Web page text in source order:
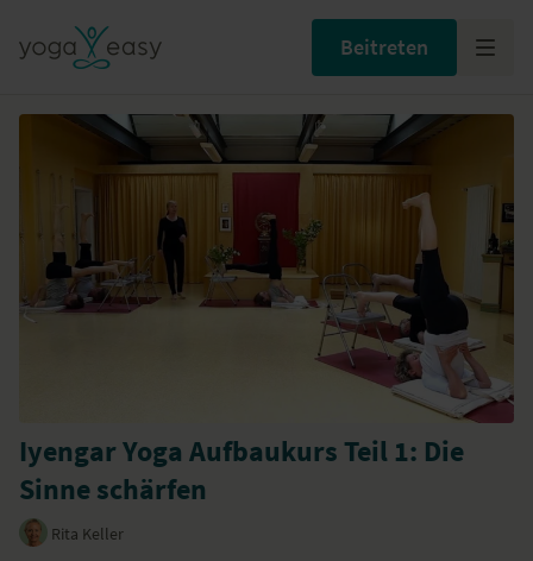
Beitreten
Iyengar Yoga Aufbaukurs Teil 1: Die
Sinne schärfen
Rita Keller